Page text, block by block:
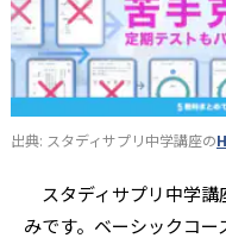
出典: スタディサプリ中学講座の
スタディサプリ中学講
みです。ベーシックコ